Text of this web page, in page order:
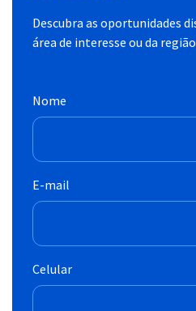
Descubra as oportunidades
área de interesse ou da
Nome
E-mail
Celular